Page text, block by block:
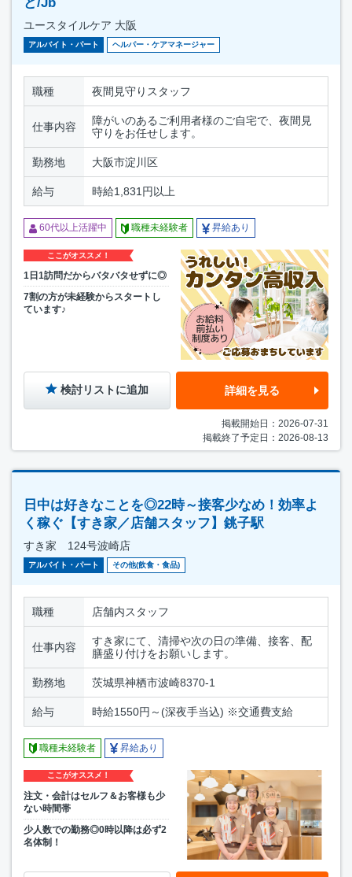
ユースタイルケア 大阪
アルバイト・パート ヘルパー・ケアマネージャー
職種 夜間見守りスタッフ
仕事内容
障がいのあるご利用者様のご自宅で、夜間見
守りをお任せします。
勤務地 大阪市淀川区
給与 時給1,831円以上
60代以上活躍中 職種未経験者 昇給あり
ここがオススメ！
1日1訪問だからバタバタせずに◎
7割の方が未経験からスタートし
ています♪
検討リストに追加 詳細を見る
掲載開始日：2026-07-31
掲載終了予定日：2026-08-13
日中は好きなことを◎22時～接客少なめ！効率よ
く稼ぐ【すき家／店舗スタッフ】銚子駅
すき家 124号波崎店
アルバイト・パート その他(飲食・食品)
職種 店舗内スタッフ
仕事内容
すき家にて、清掃や次の日の準備、接客、配
膳盛り付けをお願いします。
勤務地 茨城県神栖市波崎8370-1
給与 時給1550円～(深夜手当込) ※交通費支給
職種未経験者 昇給あり
ここがオススメ！
注文・会計はセルフ＆お客様も少
ない時間帯
少人数での勤務◎0時以降は必ず2
名体制！